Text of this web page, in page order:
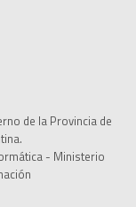
de la Provincia de
- Ministerio